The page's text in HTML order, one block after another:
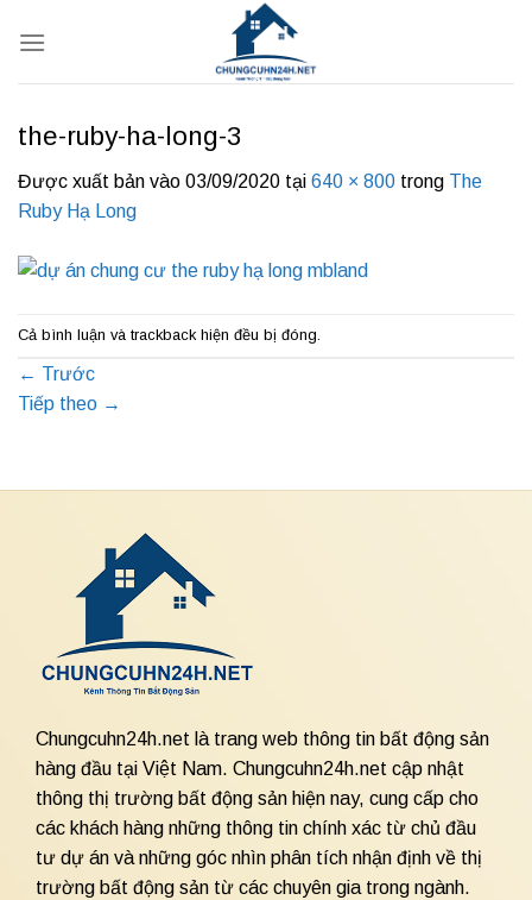
qua
the-ruby-ha-long-3
Được xuất bản vào 03/09/2020 tại 640 × 800 trong The
Ruby Hạ Long
Cả bình luận và trackback hiện đều bị đóng.
← Trước
Tiếp theo →
Chungcuhn24h.net là trang web thông tin bất động sản
hàng đầu tại Việt Nam. Chungcuhn24h.net cập nhật
thông thị trường bất động sản hiện nay, cung cấp cho
các khách hàng những thông tin chính xác từ chủ đầu
tư dự án và những góc nhìn phân tích nhận định về thị
trường bất động sản từ các chuyên gia trong ngành.